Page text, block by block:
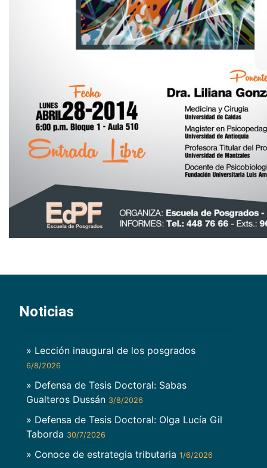
Noticias
» Lección inaugural de los posgrados
6/8/2026
» Defensa de Tesis Doctoral: Sabas
Gualteros Dussán 3/8/2026
» Defensa de Tesis Doctoral: Olga Lucía Gil
Taborda 30/7/2026
» Conoce de estrategia tributaria 1/6/2026